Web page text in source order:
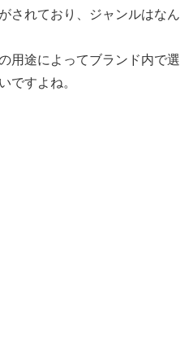
されており、ジャンルはなん
用途によってブランド内で選
ですよね。